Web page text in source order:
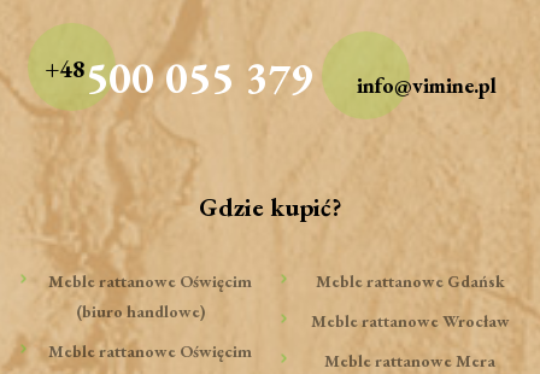
+48500 055 379 info@vimine.pl
Gdzie kupić?
Meble rattanowe Oświęcim
(biuro handlowe)
Meble rattanowe Oświęcim
Meble rattanowe Gdańsk
Meble rattanowe Wrocław
Meble rattanowe Mera